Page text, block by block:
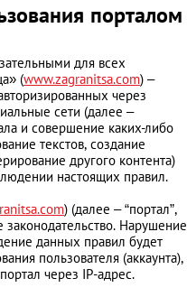
порталом
для всех
(www.zagranitsa.com) –
через
сети (далее –
и совершение каких-либо
текстов, создание
другого контента)
настоящих правил.
) (далее – “портал”,
Нарушение
данных правил будет
пользователя (аккаунта),
через IP-адрес.